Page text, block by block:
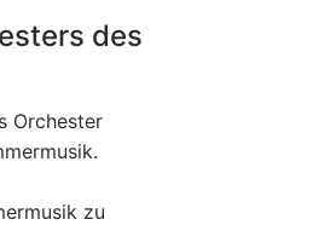
des
Orchester
zu